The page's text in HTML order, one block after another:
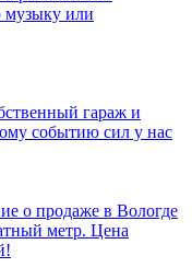
музыку или
гараж и
событию сил у нас
о продаже в Вологде
метр. Цена